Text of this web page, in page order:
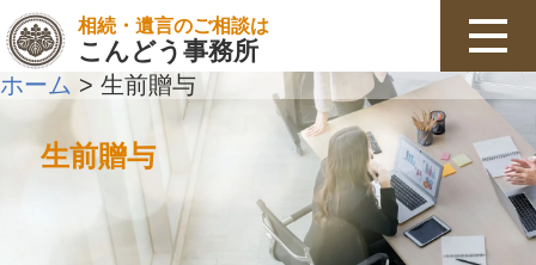
相続・遺言のご相談は
こんどう事務所
ホーム > 生前贈与
生前贈与